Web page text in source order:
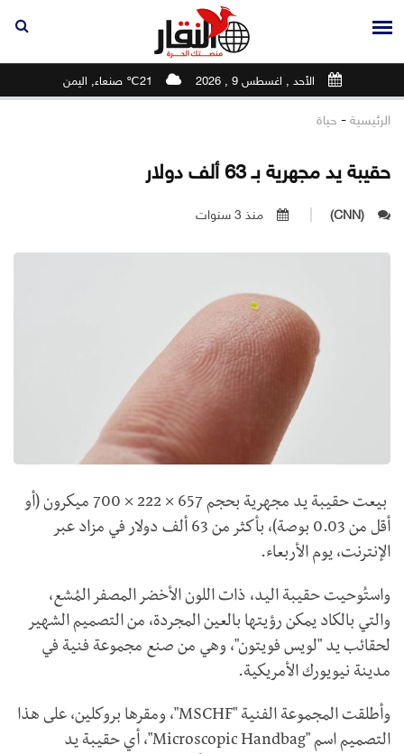
الأحد , اغسطس 9 , 2026 21℃ صنعاء, اليمن
الرئيسية - حياة
حقيبة يد مجهرية بـ 63 ألف دولار
(CNN) منذ 3 سنوات
بيعت حقيبة يد مجهرية بحجم 657 × 222 × 700 ميكرون (أو
أقل من 0.03 بوصة)، بأكثر من 63 ألف دولار في مزاد عبر
الإنترنت، يوم الأربعاء.
واستُوحيت حقيبة اليد، ذات اللون الأخضر المصفر المُشع،
والتي بالكاد يمكن رؤيتها بالعين المجردة، من التصميم الشهير
لحقائب يد "لويس فويتون"، وهي من صنع مجموعة فنية في
مدينة نيويورك الأمريكية.
وأطلقت المجموعة الفنية "MSCHF"، ومقرها بروكلين، على هذا
التصميم اسم "Microscopic Handbag"، أي حقيبة يد